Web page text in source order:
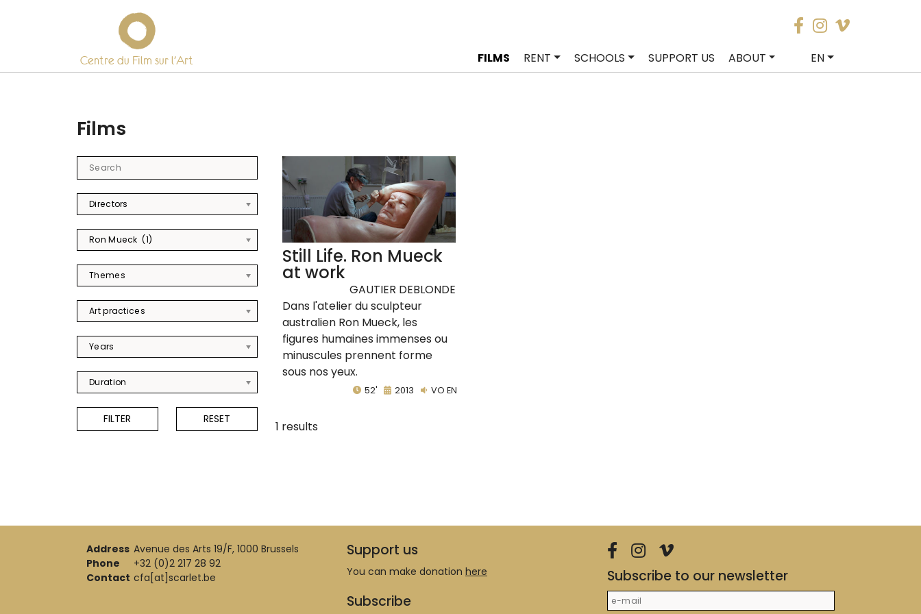
Centre du Film sur l’Art FILMS RENT SCHOOLS SUPPORT US ABOUT EN
Films
Directors
Ron Mueck (1)
Themes
Art practices
Years
Duration
Still Life. Ron Mueck
at work
GAUTIER DEBLONDE
Dans l'atelier du sculpteur
australien Ron Mueck, les
figures humaines immenses ou
minuscules prennent forme
sous nos yeux.
52' 2013 VO EN
1 results
Address Avenue des Arts 19/F, 1000 Brussels
Phone
+32 (0)2 217 28 92
Contact cfa[at]scarlet.be
Support us
You can make donation here
Subscribe
Subscribe to our newsletter